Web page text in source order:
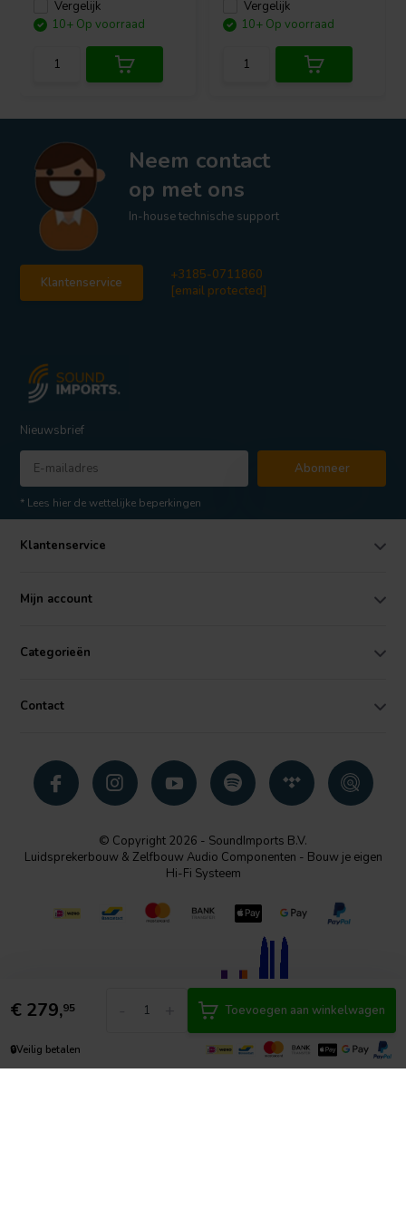
€ 279,95 Toevoegen aan winkelwagen
🔒Veilig betalen
Vergelijk
10+ Op voorraad
Vergelijk
10+ Op voorraad
Neem contact
op met ons
In-house technische support
Klantenservice
+3185-0711860
[email protected]
Nieuwsbrief
Abonneer
* Lees hier de wettelijke beperkingen
Klantenservice
Mijn account
Categorieën
Contact
© Copyright 2026 - SoundImports B.V.
Luidsprekerbouw & Zelfbouw Audio Componenten - Bouw je eigen
Hi-Fi Systeem